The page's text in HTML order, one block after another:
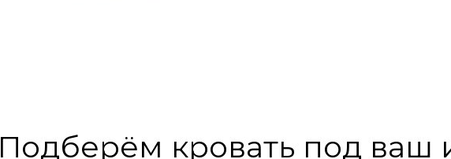
Подберём кровать под ваш